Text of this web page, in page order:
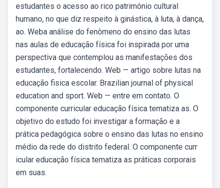
estudantes o acesso ao rico patrimônio cultural
humano, no que diz respeito à ginástica, à luta, à dança,
ao. Weba análise do fenômeno do ensino das lutas
nas aulas de educação física foi inspirada por uma
perspectiva que contemplou as manifestações dos
estudantes, fortalecendo. Web — artigo sobre lutas na
educação fisica escolar. Brazilian journal of physical
education and sport. Web — entre em contato. O
componente curricular educação física tematiza as. O
objetivo do estudo foi investigar a formação e a
prática pedagógica sobre o ensino das lutas no ensino
médio da rede do distrito federal. O componente curr
icular educação física tematiza as práticas corporais
em suas.